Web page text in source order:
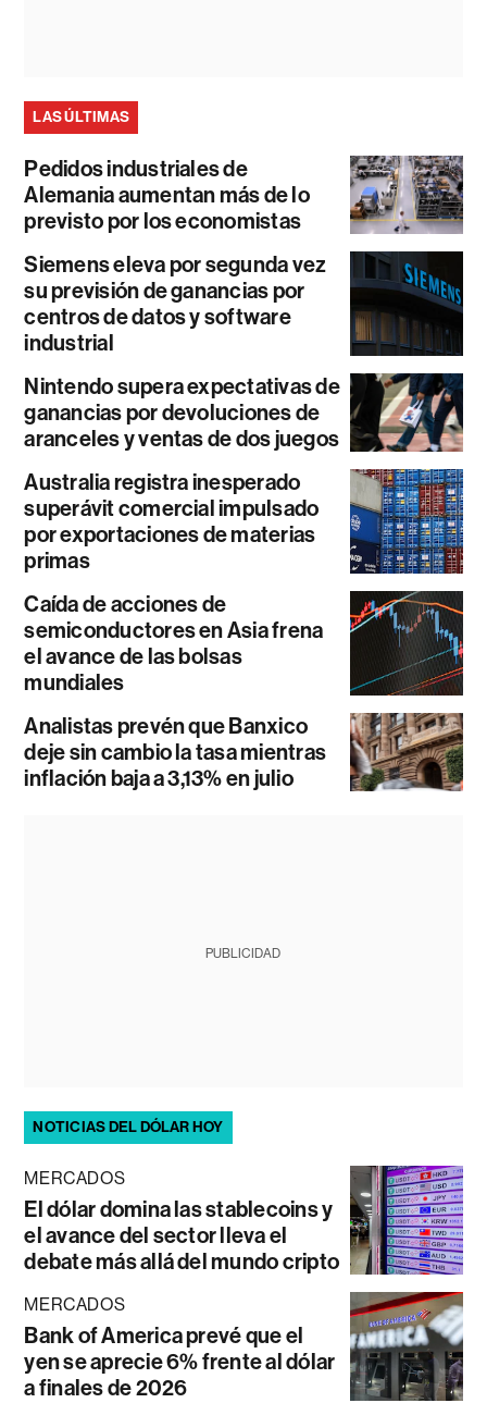
LAS ÚLTIMAS
Pedidos industriales de
Alemania aumentan más de lo
previsto por los economistas
Siemens eleva por segunda vez
su previsión de ganancias por
centros de datos y software
industrial
Nintendo supera expectativas de
ganancias por devoluciones de
aranceles y ventas de dos juegos
Australia registra inesperado
superávit comercial impulsado
por exportaciones de materias
primas
Caída de acciones de
semiconductores en Asia frena
el avance de las bolsas
mundiales
Analistas prevén que Banxico
deje sin cambio la tasa mientras
inflación baja a 3,13% en julio
PUBLICIDAD
NOTICIAS DEL DÓLAR HOY
MERCADOS
El dólar domina las stablecoins y
el avance del sector lleva el
debate más allá del mundo cripto
MERCADOS
Bank of America prevé que el
yen se aprecie 6% frente al dólar
a finales de 2026